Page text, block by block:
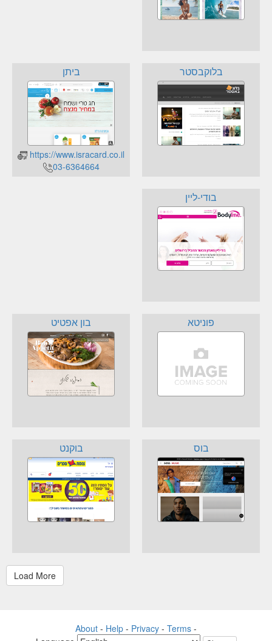
ביתן
https://www.isracard.co.il
03-6364664
בלוקבסטר
בודי-ליין
בון אפטיט פוניטא
בוקנט בוס
About - Help - Privacy - Terms -